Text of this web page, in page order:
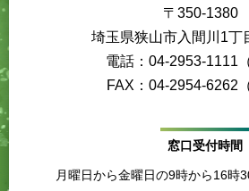
〒350-1380
埼玉県狭山市入間川1丁
電話：04-2953-1111
FAX：04-2954-6262
窓口受付時間
月曜日から金曜日の9時から16時